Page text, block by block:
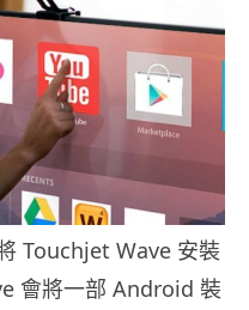
Touchjet Wave 安裝
會將一部 Android 裝